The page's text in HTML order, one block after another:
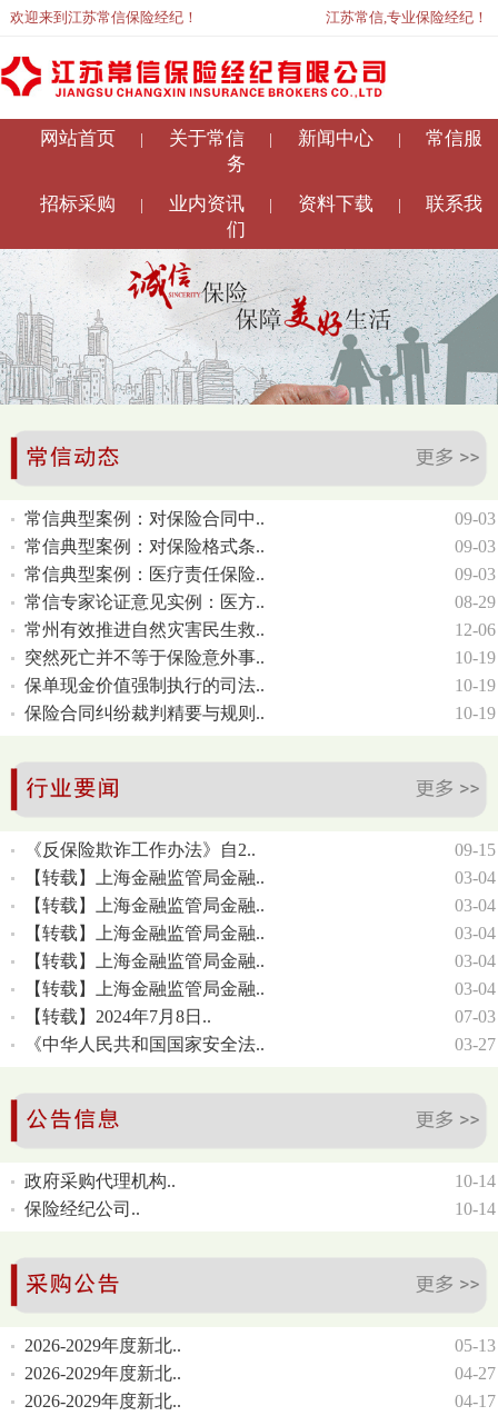
欢迎来到江苏常信保险经纪！ 江苏常信,专业保险经纪！
网站首页 关于常信 新闻中心
常信服
务
招标采购
| 业内资讯 | 资料下载 |
联系我
们
常信典型案例：对保险合同中..
09-03
常信典型案例：对保险格式条..
09-03
常信典型案例：医疗责任保险..
09-03
常信专家论证意见实例：医方..
08-29
常州有效推进自然灾害民生救..
12-06
突然死亡并不等于保险意外事..
10-19
保单现金价值强制执行的司法..
10-19
保险合同纠纷裁判精要与规则..
10-19
《反保险欺诈工作办法》自2..
09-15
【转载】上海金融监管局金融..
03-04
【转载】上海金融监管局金融..
03-04
【转载】上海金融监管局金融..
03-04
【转载】上海金融监管局金融..
03-04
【转载】上海金融监管局金融..
03-04
【转载】2024年7月8日..
07-03
《中华人民共和国国家安全法..
03-27
政府采购代理机构..
10-14
保险经纪公司..
10-14
2026-2029年度新北..
05-13
2026-2029年度新北..
04-27
2026-2029年度新北..
04-17